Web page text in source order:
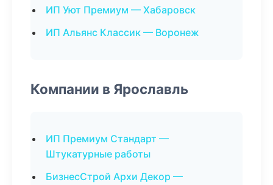
ИП Уют Премиум — Хабаровск
ИП Альянс Классик — Воронеж
Компании в Ярославль
ИП Премиум Стандарт —
Штукатурные работы
БизнесСтрой Архи Декор —